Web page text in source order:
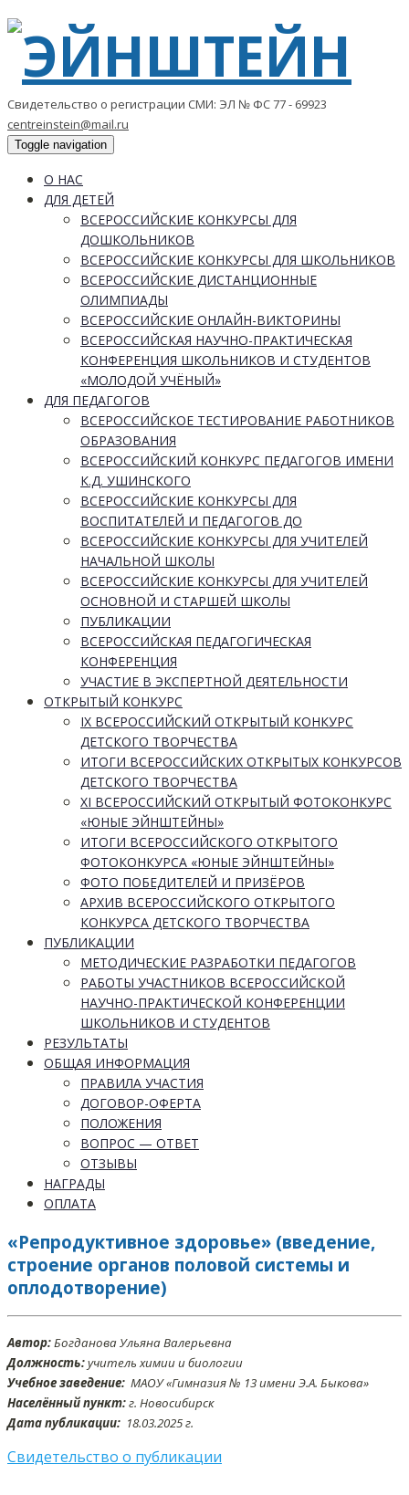
Свидетельство о регистрации СМИ: ЭЛ № ФС 77 - 69923
centreinstein@mail.ru
Toggle navigation
О НАС
ДЛЯ ДЕТЕЙ
ВСЕРОССИЙСКИЕ КОНКУРСЫ ДЛЯ
ДОШКОЛЬНИКОВ
ВСЕРОССИЙСКИЕ КОНКУРСЫ ДЛЯ ШКОЛЬНИКОВ
ВСЕРОССИЙСКИЕ ДИСТАНЦИОННЫЕ
ОЛИМПИАДЫ
ВСЕРОССИЙСКИЕ ОНЛАЙН-ВИКТОРИНЫ
ВСЕРОССИЙСКАЯ НАУЧНО-ПРАКТИЧЕСКАЯ
КОНФЕРЕНЦИЯ ШКОЛЬНИКОВ И СТУДЕНТОВ
«МОЛОДОЙ УЧЁНЫЙ»
ДЛЯ ПЕДАГОГОВ
ВСЕРОССИЙСКОЕ ТЕСТИРОВАНИЕ РАБОТНИКОВ
ОБРАЗОВАНИЯ
ВСЕРОССИЙСКИЙ КОНКУРС ПЕДАГОГОВ ИМЕНИ
К.Д. УШИНСКОГО
ВСЕРОССИЙСКИЕ КОНКУРСЫ ДЛЯ
ВОСПИТАТЕЛЕЙ И ПЕДАГОГОВ ДО
ВСЕРОССИЙСКИЕ КОНКУРСЫ ДЛЯ УЧИТЕЛЕЙ
НАЧАЛЬНОЙ ШКОЛЫ
ВСЕРОССИЙСКИЕ КОНКУРСЫ ДЛЯ УЧИТЕЛЕЙ
ОСНОВНОЙ И СТАРШЕЙ ШКОЛЫ
ПУБЛИКАЦИИ
ВСЕРОССИЙСКАЯ ПЕДАГОГИЧЕСКАЯ
КОНФЕРЕНЦИЯ
УЧАСТИЕ В ЭКСПЕРТНОЙ ДЕЯТЕЛЬНОСТИ
ОТКРЫТЫЙ КОНКУРС
IX ВСЕРОССИЙСКИЙ ОТКРЫТЫЙ КОНКУРС
ДЕТСКОГО ТВОРЧЕСТВА
ИТОГИ ВСЕРОССИЙСКИХ ОТКРЫТЫХ КОНКУРСОВ
ДЕТСКОГО ТВОРЧЕСТВА
XI ВСЕРОССИЙСКИЙ ОТКРЫТЫЙ ФОТОКОНКУРС
«ЮНЫЕ ЭЙНШТЕЙНЫ»
ИТОГИ ВСЕРОССИЙСКОГО ОТКРЫТОГО
ФОТОКОНКУРСА «ЮНЫЕ ЭЙНШТЕЙНЫ»
ФОТО ПОБЕДИТЕЛЕЙ И ПРИЗЁРОВ
АРХИВ ВСЕРОССИЙСКОГО ОТКРЫТОГО
КОНКУРСА ДЕТСКОГО ТВОРЧЕСТВА
ПУБЛИКАЦИИ
МЕТОДИЧЕСКИЕ РАЗРАБОТКИ ПЕДАГОГОВ
РАБОТЫ УЧАСТНИКОВ ВСЕРОССИЙСКОЙ
НАУЧНО-ПРАКТИЧЕСКОЙ КОНФЕРЕНЦИИ
ШКОЛЬНИКОВ И СТУДЕНТОВ
РЕЗУЛЬТАТЫ
ОБЩАЯ ИНФОРМАЦИЯ
ПРАВИЛА УЧАСТИЯ
ДОГОВОР-ОФЕРТА
ПОЛОЖЕНИЯ
ВОПРОС — ОТВЕТ
ОТЗЫВЫ
НАГРАДЫ
ОПЛАТА
«Репродуктивное здоровье» (введение,
строение органов половой системы и
оплодотворение)
Автор:Богданова Ульяна Валерьевна
Должность:учитель химии и биологии
Учебное заведение: МАОУ «Гимназия № 13 имени Э.А. Быкова»
Населённый пункт:г. Новосибирск
Дата публикации: 18.03.2025 г.
Свидетельство о публикации